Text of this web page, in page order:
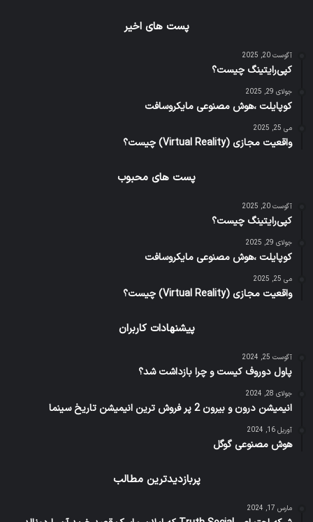
پست های اخیر
آگوست 20, 2025
کپی‌رایتینگ چیست؟
جولای 29, 2025
کوپایلت ،هوش مصنوعی مایکروسافت
می 25, 2025
واقعیت مجازی (Virtual Reality) چیست؟
پست های محبوب
آگوست 20, 2025
کپی‌رایتینگ چیست؟
جولای 29, 2025
کوپایلت ،هوش مصنوعی مایکروسافت
می 25, 2025
واقعیت مجازی (Virtual Reality) چیست؟
پیشنهادات کاربران
آگوست 25, 2024
پاول دوروف کیست و چرا بازداشت شد؟
جولای 28, 2024
انیمیشن درون و بیرون 2 پر فروش ترین انیمیشن تاریخ سینما
آوریل 16, 2024
هوش مصنوعی گوگل
پربازدیدترین مطالب
مارس 17, 2024